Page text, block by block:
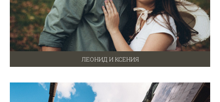
ЛЕОНИД И КСЕНИЯ